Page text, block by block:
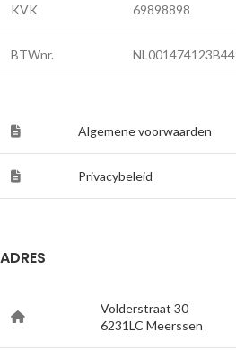
KVK 69898898
BTWnr. NL001474123B44
Algemene voorwaarden
Privacybeleid
ADRES
Volderstraat 30
6231LC Meerssen